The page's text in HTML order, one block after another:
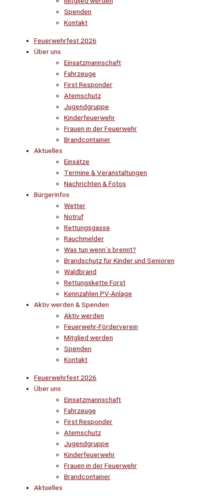
Spenden
Kontakt
Feuerwehrfest 2026
Über uns
Einsatzmannschaft
Fahrzeuge
First Responder
Atemschutz
Jugendgruppe
Kinderfeuerwehr
Frauen in der Feuerwehr
Brandcontainer
Aktuelles
Einsätze
Termine & Veranstaltungen
Nachrichten & Fotos
Bürgerinfos
Wetter
Notruf
Rettungsgasse
Rauchmelder
Was tun wenn´s brennt?
Brandschutz für Kinder und Senioren
Waldbrand
Rettungskette Forst
Kennzahlen PV-Anlage
Aktiv werden & Spenden
Aktiv werden
Feuerwehr-Förderverein
Mitglied werden
Spenden
Kontakt
Feuerwehrfest 2026
Über uns
Einsatzmannschaft
Fahrzeuge
First Responder
Atemschutz
Jugendgruppe
Kinderfeuerwehr
Frauen in der Feuerwehr
Brandcontainer
Aktuelles